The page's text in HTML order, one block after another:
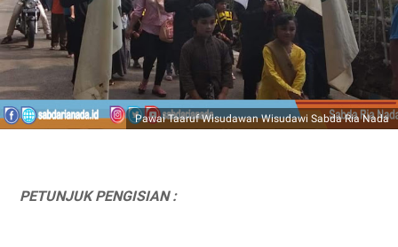
Pawai Taaruf Wisudawan Wisudawi Sabda Ria Nada
PETUNJUK PENGISIAN :